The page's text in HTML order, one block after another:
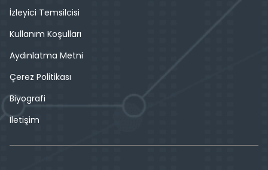
İzleyici Temsilcisi
Kullanım Koşulları
Aydınlatma Metni
Çerez Politikası
Biyografi
İletişim